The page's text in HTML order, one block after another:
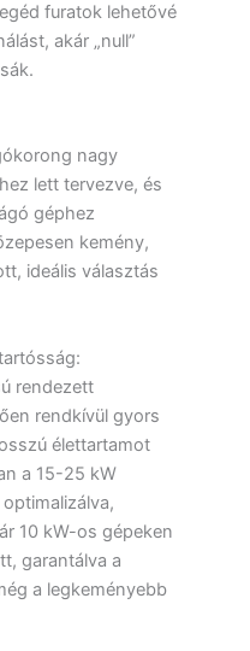
furatok lehetővé
akár „null”
nagy
lett tervezve, és
géphez
kemény,
ideális választás
rendezett
rendkívül gyors
élettartamot
a 15-25 kW
10 kW-os gépeken
garantálva a
a legkeményebb